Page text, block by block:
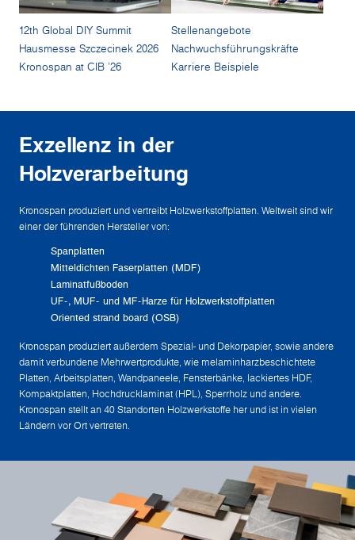
12th Global DIY Summit
Hausmesse Szczecinek 2026
Kronospan at CIB '26
Stellenangebote
Nachwuchsführungskräfte
Karriere Beispiele
Exzellenz in der
Holzverarbeitung
Kronospan produziert und vertreibt Holzwerkstoffplatten. Weltweit sind wir
einer der führenden Hersteller von:
Spanplatten
Mitteldichten Faserplatten (MDF)
Laminatfußboden
UF-, MUF- und MF-Harze für Holzwerkstoffplatten
Oriented strand board (OSB)
Kronospan produziert außerdem Spezial- und Dekorpapier, sowie andere
damit verbundene Mehrwertprodukte, wie melaminharzbeschichtete
Platten, Arbeitsplatten, Wandpaneele, Fensterbänke, lackiertes HDF,
Kompaktplatten, Hochdrucklaminat (HPL), Sperrholz und andere.
Kronospan stellt an 40 Standorten Holzwerkstoffe her und ist in vielen
Ländern vor Ort vertreten.